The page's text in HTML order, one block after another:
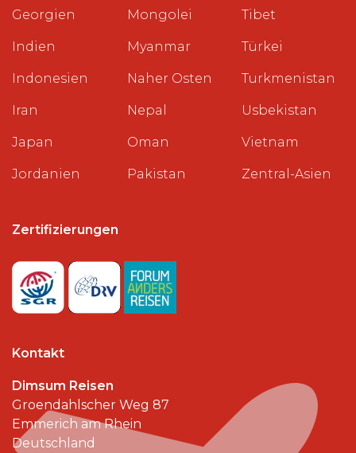
Georgien
Indien
Indonesien
Iran
Japan
Jordanien
Mongolei
Myanmar
Naher Osten
Nepal
Oman
Pakistan
Tibet
Türkei
Turkmenistan
Usbekistan
Vietnam
Zentral-Asien
Zertifizierungen
Kontakt
Dimsum Reisen
Groendahlscher Weg 87
Emmerich am Rhein
Deutschland